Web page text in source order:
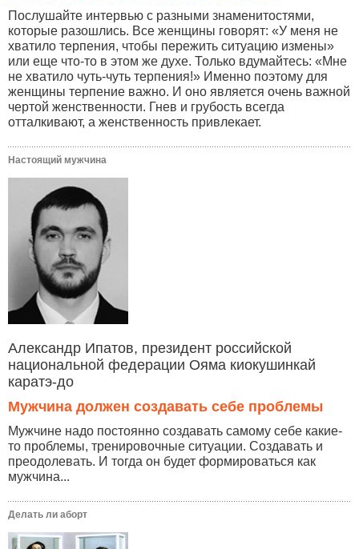
Послушайте интервью с разными знаменитостями,
которые разошлись. Все женщины говорят: «У меня не
хватило терпения, чтобы пережить ситуацию измены»
или еще что-то в этом же духе. Только вдумайтесь: «Мне
не хватило чуть-чуть терпения!» Именно поэтому для
женщины терпение важно. И оно является очень важной
чертой женственности. Гнев и грубость всегда
отталкивают, а женственность привлекает.
Настоящий мужчина
Александр Ипатов, президент российской
национальной федерации Ояма киокушинкай
каратэ-до
Мужчина должен создавать себе проблемы
Мужчине надо постоянно создавать самому себе какие-
то проблемы, тренировочные ситуации. Создавать и
преодолевать. И тогда он будет формироваться как
мужчина...
Делать ли аборт